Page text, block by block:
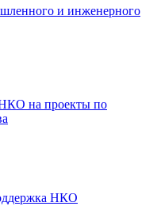
и инженерного
на проекты по
НКО